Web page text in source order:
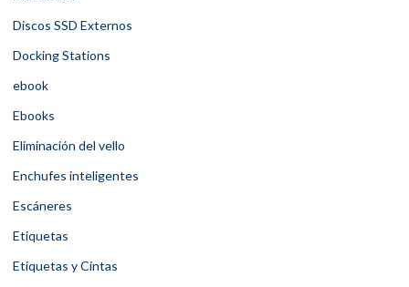
Discos SSD Externos
Docking Stations
ebook
Ebooks
Eliminación del vello
Enchufes inteligentes
Escáneres
Etiquetas
Etiquetas y Cintas